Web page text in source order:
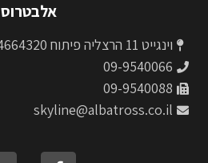
אלבטרוס
וינגייט 11 הרצליה פיתוח 4664320
09-9540066
09-9540088
skyline@albatross.co.il